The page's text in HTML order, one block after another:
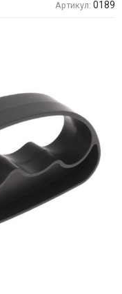
Артикул: 0189